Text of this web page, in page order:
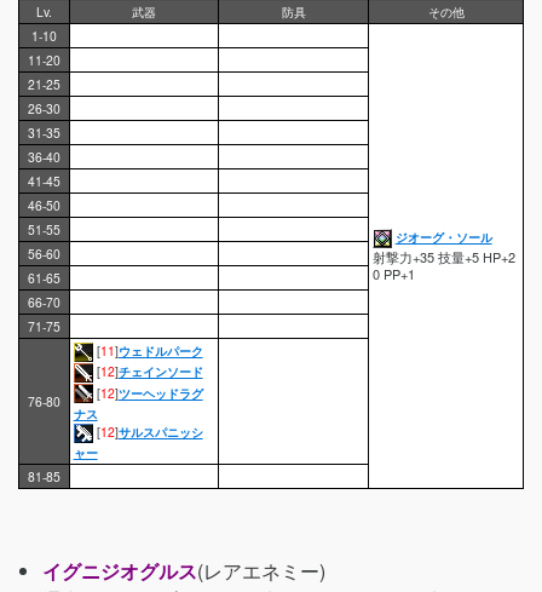
Lv. 武器 防具
その他
1-10
ジオーグ・ソール
射撃力+35 技量+5 HP+2
0 PP+1
11-20
21-25
26-30
31-35
36-40
41-45
46-50
51-55
56-60
61-65
66-70
71-75
76-80
[11]ウェドルパーク
[12]チェインソード
[12]ツーヘッドラグ
ナス
[12]サルスパニッシ
ャー
81-85
イグニジオグルス(レアエネミー)